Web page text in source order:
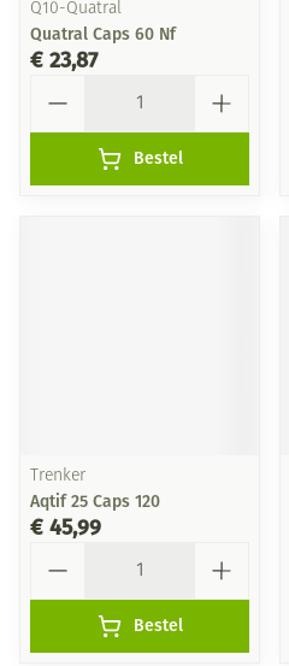
Q10-Quatral
Quatral Caps 60 Nf
€ 23,87
Bestel
Trenker
Aqtif 25 Caps 120
€ 45,99
Bestel